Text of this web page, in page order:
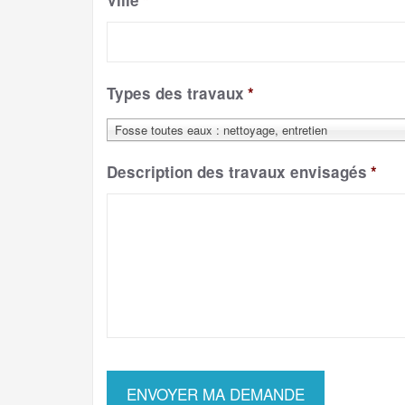
Types des travaux *
Fosse toutes eaux : nettoyage, entretien
Description des travaux envisagés *